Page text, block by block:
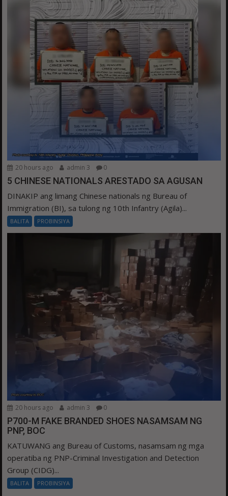
20 hours ago admin 3 0
5 CHINESE NATIONALS ARESTADO SA AGUSAN
DINAKIP ang limang Chinese nationals ng Bureau of
Immigration (BI), sa tulong ng 10th Infantry (Agila)...
BALITA PROBINSIYA
20 hours ago admin 3 0
P700-M FAKE BRANDED SHOES NASAMSAM NG
PNP, BOC
KATUWANG ang Bureau of Customs, nasamsam ng mga
operatiba ng PNP-Criminal Investigation and Detection
Group (CIDG)...
BALITA PROBINSIYA